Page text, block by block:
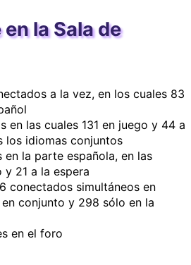
la Sala de
a la vez, en los cuales 83
en las cuales 131 en juego y 44 a
los idiomas conjuntos
en la parte española, en las
y 21 a la espera
conectados simultáneos en
conjunto y 298 sólo en la
en el foro